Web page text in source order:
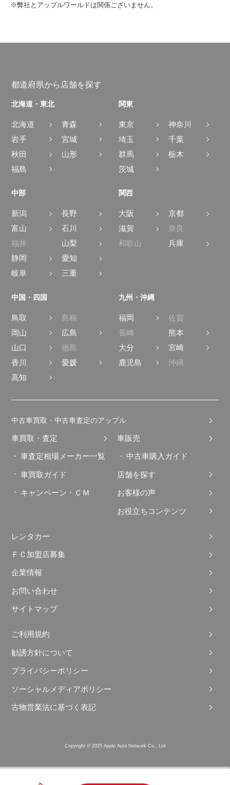
※弊社とアップルワールドは関係ございません。
都道府県から店舗を探す
北海道・東北
北海道
青森
岩手
宮城
秋田
山形
福島
関東
東京
神奈川
埼玉
千葉
群馬
栃木
茨城
中部
新潟
長野
富山
石川
福井
山梨
静岡
愛知
岐阜
三重
関西
大阪
京都
滋賀
奈良
和歌山
兵庫
中国・四国
鳥取
島根
岡山
広島
山口
徳島
香川
愛媛
高知
九州・沖縄
福岡
佐賀
長崎
熊本
大分
宮崎
鹿児島
沖縄
中古車買取・中古車査定のアップル
車買取・査定
車査定相場メーカー一覧
車買取ガイド
キャンペーン・ＣＭ
車販売
中古車購入ガイド
店舗を探す
お客様の声
お役立ちコンテンツ
レンタカー
ＦＣ加盟店募集
企業情報
お問い合わせ
サイトマップ
ご利用規約
勧誘方針について
プライバシーポリシー
ソーシャルメディアポリシー
古物営業法に基づく表記
Copyright © 2025 Apple Auto Network Co., Ltd